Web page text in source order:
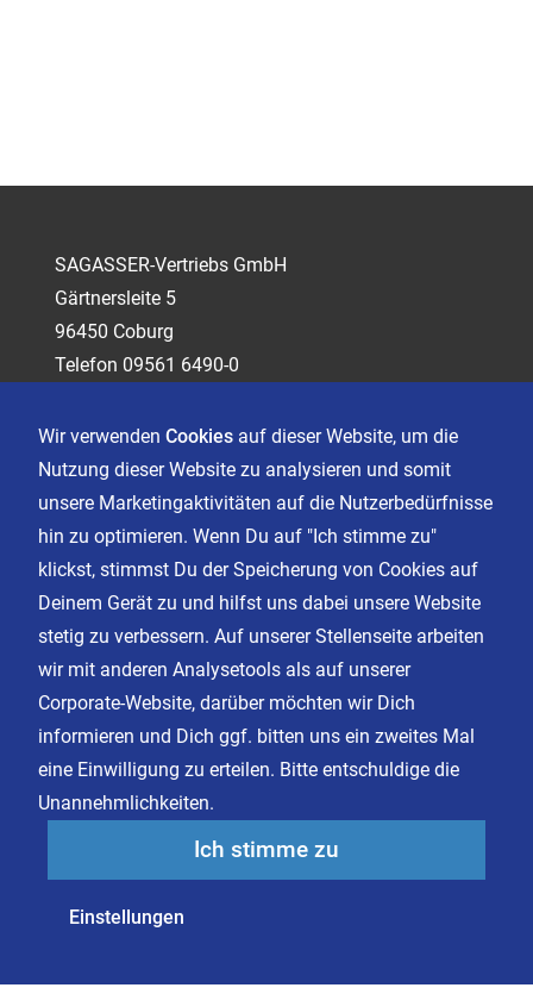
SAGASSER-Vertriebs GmbH
Gärtnersleite 5
96450 Coburg
Telefon 09561 6490-0
Impressum
Datenschutz
AGB
Cookie Einstellungen
Facebook
Wir verwenden Cookies auf dieser Website, um die
Nutzung dieser Website zu analysieren und somit
unsere Marketingaktivitäten auf die Nutzerbedürfnisse
hin zu optimieren. Wenn Du auf "Ich stimme zu"
klickst, stimmst Du der Speicherung von Cookies auf
Deinem Gerät zu und hilfst uns dabei unsere Website
stetig zu verbessern. Auf unserer Stellenseite arbeiten
wir mit anderen Analysetools als auf unserer
Corporate-Website, darüber möchten wir Dich
informieren und Dich ggf. bitten uns ein zweites Mal
eine Einwilligung zu erteilen. Bitte entschuldige die
Unannehmlichkeiten.
Ich stimme zu
Einstellungen